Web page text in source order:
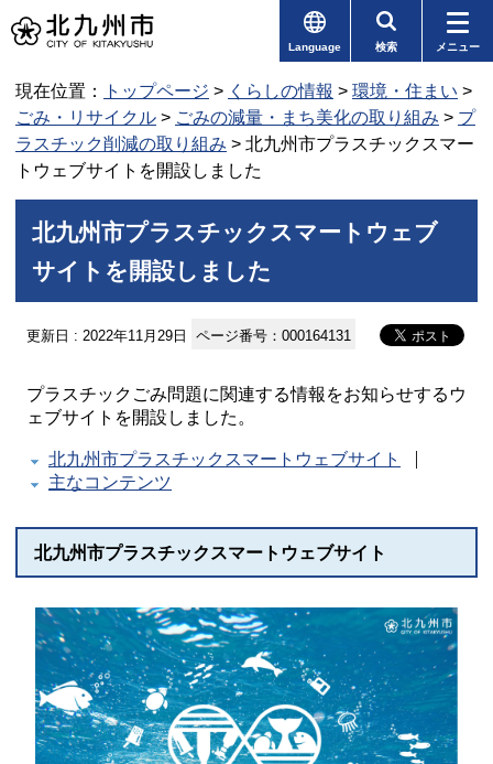
Language 検索 メニュー
現在位置： トップページ > くらしの情報 > 環境・住まい >
ごみ・リサイクル > ごみの減量・まち美化の取り組み > プ
ラスチック削減の取り組み > 北九州市プラスチックスマー
トウェブサイトを開設しました
北九州市プラスチックスマートウェブ
サイトを開設しました
更新日 : 2022年11月29日 ページ番号：000164131
プラスチックごみ問題に関連する情報をお知らせするウ
ェブサイトを開設しました。
北九州市プラスチックスマートウェブサイト
主なコンテンツ
北九州市プラスチックスマートウェブサイト